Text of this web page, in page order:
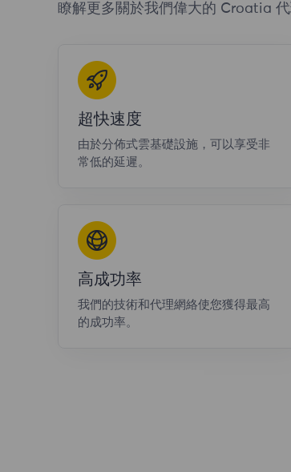
瞭解更多關於我們偉大的 Croatia 代
超快速度
由於分佈式雲基礎設施，可以享受非
常低的延遲。
高成功率
我們的技術和代理網絡使您獲得最高
的成功率。